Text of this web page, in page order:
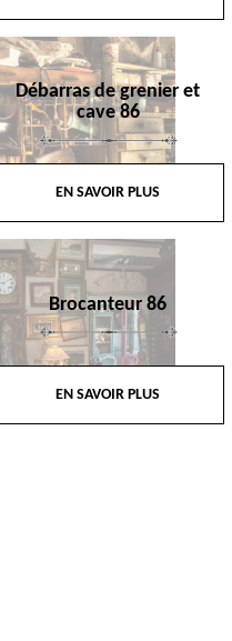
Débarras de grenier et
cave 86
EN SAVOIR PLUS
Brocanteur 86
EN SAVOIR PLUS